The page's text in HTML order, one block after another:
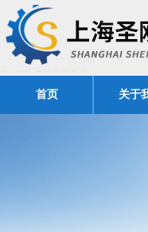
首页 关于